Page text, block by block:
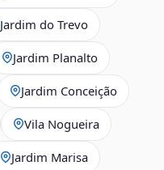
Jardim do Trevo
Jardim Planalto
Jardim Conceição
Vila Nogueira
Jardim Marisa